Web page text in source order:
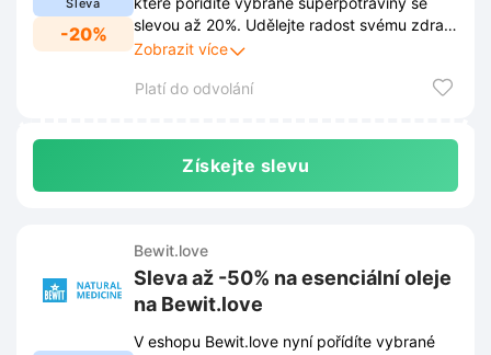
Sleva
-20%
slevou až 20%. Udělejte radost svému zdraví
a využijte tuto výhodnou nabídku ještě dnes.
Zobrazit více
Platí do odvolání
Získejte slevu
Bewit.love
Sleva až -50% na esenciální oleje
na Bewit.love
V eshopu Bewit.love nyní pořídíte vybrané